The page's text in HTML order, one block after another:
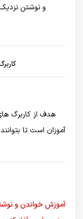
و نوشتن
هدف از کاربرگ
آموزان است تا
آموزش خواندن و